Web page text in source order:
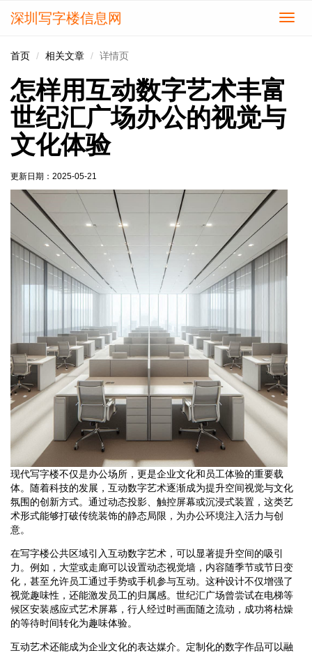
切
深圳写字楼信息网
首页 相关文章 详情页
怎样用互动数字艺术丰富
世纪汇广场办公的视觉与
文化体验
更新日期： 2025-05-21
现代写字楼不仅是办公场所，更是企业文化和员工体验的重要载
体。随着科技的发展，互动数字艺术逐渐成为提升空间视觉与文化
氛围的创新方式。通过动态投影、触控屏幕或沉浸式装置，这类艺
术形式能够打破传统装饰的静态局限，为办公环境注入活力与创
意。
在写字楼公共区域引入互动数字艺术，可以显著提升空间的吸引
力。例如，大堂或走廊可以设置动态视觉墙，内容随季节或节日变
化，甚至允许员工通过手势或手机参与互动。这种设计不仅增强了
视觉趣味性，还能激发员工的归属感。世纪汇广场曾尝试在电梯等
候区安装感应式艺术屏幕，行人经过时画面随之流动，成功将枯燥
的等待时间转化为趣味体验。
互动艺术还能成为企业文化的表达媒介。定制化的数字作品可以融